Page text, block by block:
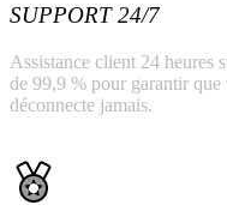
SUPPORT 24/7
Assistance client 24 heures
de 99,9 % pour garantir
déconnecte jamais.